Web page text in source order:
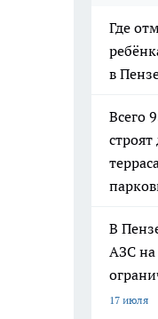
Где
в
Всего
В
АЗС
17 июля